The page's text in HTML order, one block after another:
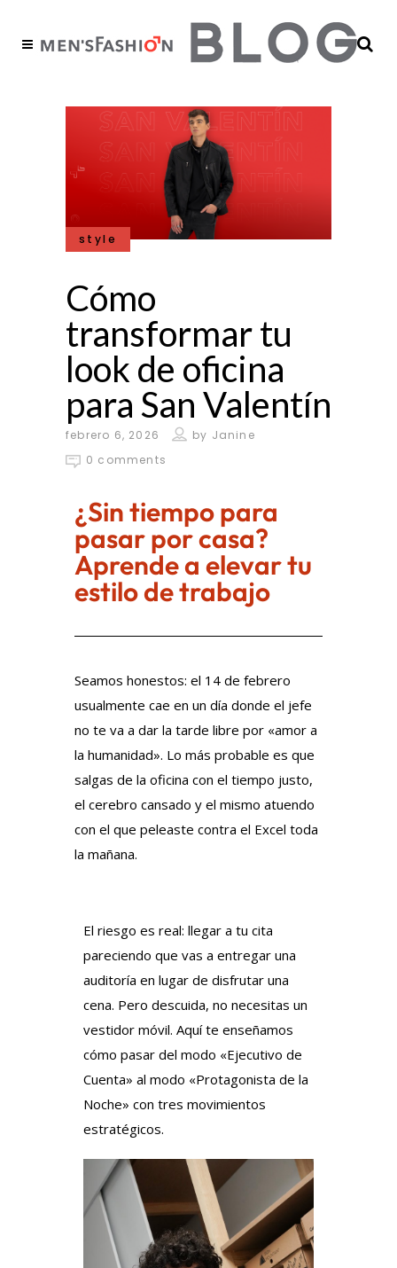
style
Cómo
transformar tu
look de oficina
para San Valentín
febrero 6, 2026 by Janine
0 comments
¿Sin tiempo para
pasar por casa?
Aprende a elevar tu
estilo de trabajo
Seamos honestos: el 14 de febrero
usualmente cae en un día donde el jefe
no te va a dar la tarde libre por «amor a
la humanidad». Lo más probable es que
salgas de la oficina con el tiempo justo,
el cerebro cansado y el mismo atuendo
con el que peleaste contra el Excel toda
la mañana.
El riesgo es real: llegar a tu cita
pareciendo que vas a entregar una
auditoría en lugar de disfrutar una
cena. Pero descuida, no necesitas un
vestidor móvil. Aquí te enseñamos
cómo pasar del modo «Ejecutivo de
Cuenta» al modo «Protagonista de la
Noche» con tres movimientos
estratégicos.